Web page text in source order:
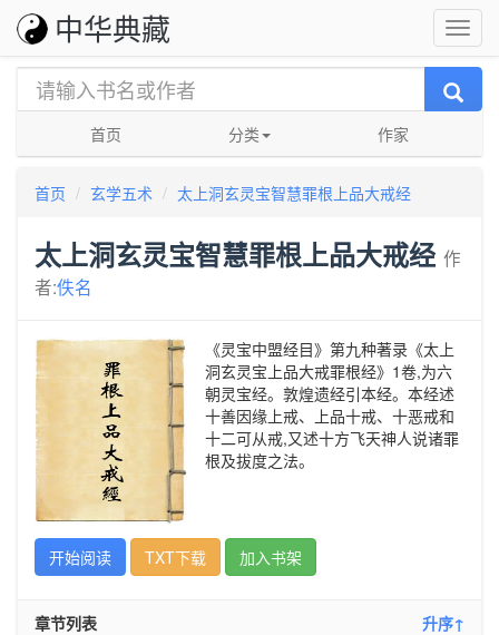
中华典藏
首页 分类 作家
首页 玄学五术 太上洞玄灵宝智慧罪根上品大戒经
太上洞玄灵宝智慧罪根上品大戒经 作
者:佚名
《灵宝中盟经目》第九种著录《太上
洞玄灵宝上品大戒罪根经》1卷,为六
朝灵宝经。敦煌遗经引本经。本经述
十善因缘上戒、上品十戒、十恶戒和
十二可从戒,又述十方飞天神人说诸罪
根及拔度之法。
开始阅读 TXT下载 加入书架
章节列表 升序↑